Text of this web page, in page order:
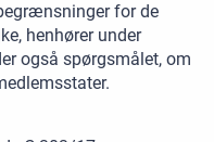
for de
henhører under
også spørgsmålet, om